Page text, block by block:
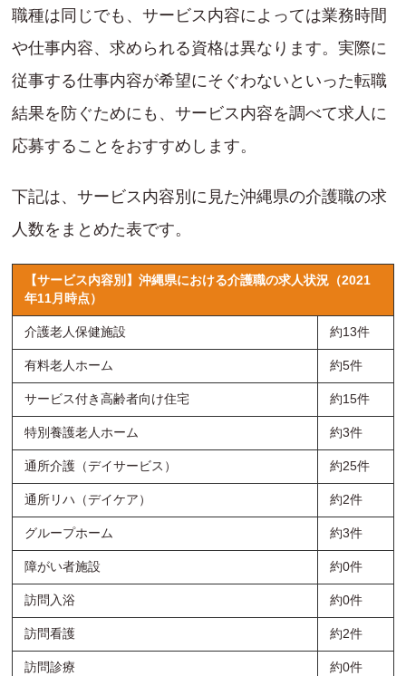
職種は同じでも、サービス内容によっては業務時間
や仕事内容、求められる資格は異なります。実際に
従事する仕事内容が希望にそぐわないといった転職
結果を防ぐためにも、サービス内容を調べて求人に
応募することをおすすめします。
下記は、サービス内容別に見た沖縄県の介護職の求
人数をまとめた表です。
【サービス内容別】沖縄県における介護職の求人状況（2021
年11月時点）
介護老人保健施設 約13件
有料老人ホーム 約5件
サービス付き高齢者向け住宅 約15件
特別養護老人ホーム 約3件
通所介護（デイサービス） 約25件
通所リハ（デイケア） 約2件
グループホーム 約3件
障がい者施設 約0件
訪問入浴 約0件
訪問看護 約2件
訪問診療
約0件